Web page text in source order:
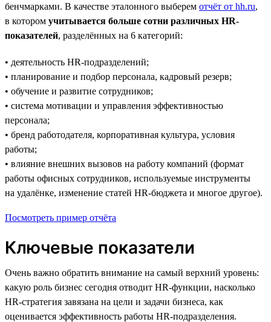
бенчмарками. В качестве эталонного выберем отчёт от hh.ru,
в котором учитывается больше сотни различных HR-
показателей, разделённых на 6 категорий:
• деятельность HR-подразделений;
• планирование и подбор персонала, кадровый резерв;
• обучение и развитие сотрудников;
• система мотивации и управления эффективностью
персонала;
• бренд работодателя, корпоративная культура, условия
работы;
• влияние внешних вызовов на работу компаний (формат
работы офисных сотрудников, используемые инструменты
на удалёнке, изменение статей HR-бюджета и многое другое).
Посмотреть пример отчёта
Ключевые показатели
Очень важно обратить внимание на самый верхний уровень:
какую роль бизнес сегодня отводит HR-функции, насколько
HR-стратегия завязана на цели и задачи бизнеса, как
оценивается эффективность работы HR-подразделения.